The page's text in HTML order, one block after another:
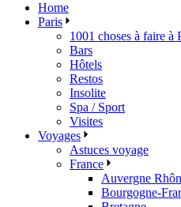
Home
Paris
1001 choses à faire à
Bars
Hôtels
Restos
Insolite
Spa / Sport
Visites
Voyages
Astuces voyage
France
Auvergne
Bourgogne-